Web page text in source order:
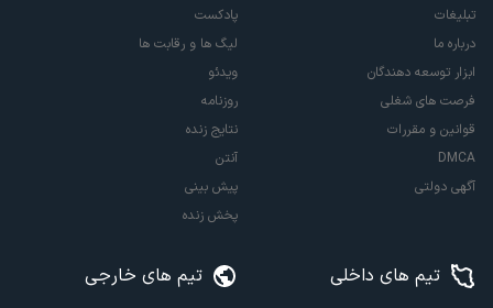
تبلیغات
درباره ما
ابزار توسعه دهندگان
فرصت های شغلی
قوانین و مقررات
DMCA
آگهی دولتی
پادکست
لیگ ها و رقابت ها
ویدئو
روزنامه
نتایج زنده
آنتن
پیش بینی
پخش زنده
تیم های داخلی تیم های خارجی